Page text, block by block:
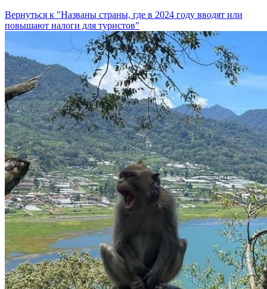
Вернуться к "Названы страны, где в 2024 году вводят или
повышают налоги для туристов"